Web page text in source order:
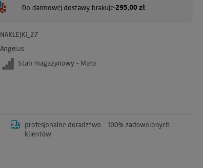
Do darmowej dostawy brakuje:295,00 zł
NAKLEJKI_27
Angelus
Stan magazynowy - Mało
profesjonalne doradztwo - 100% zadowolonych
klientów